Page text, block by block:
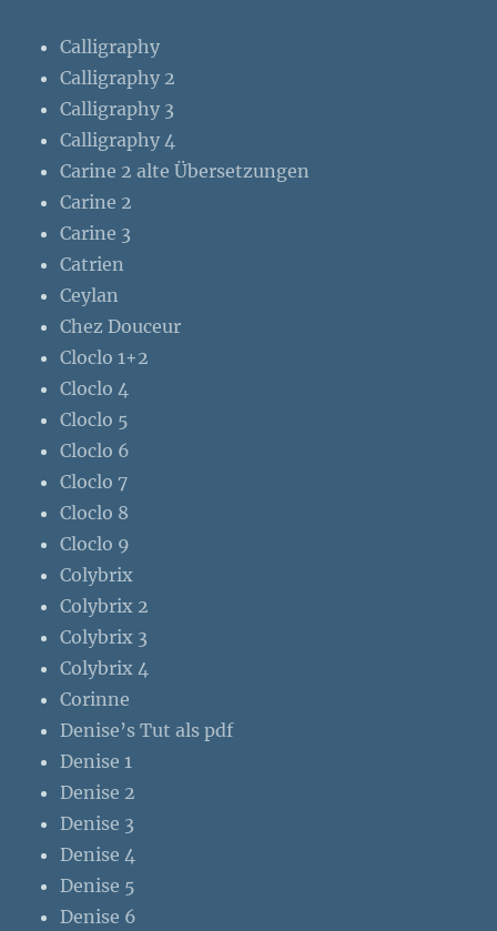
Calligraphy
Calligraphy 2
Calligraphy 3
Calligraphy 4
Carine 2 alte Übersetzungen
Carine 2
Carine 3
Catrien
Ceylan
Chez Douceur
Cloclo 1+2
Cloclo 4
Cloclo 5
Cloclo 6
Cloclo 7
Cloclo 8
Cloclo 9
Colybrix
Colybrix 2
Colybrix 3
Colybrix 4
Corinne
Denise’s Tut als pdf
Denise 1
Denise 2
Denise 3
Denise 4
Denise 5
Denise 6